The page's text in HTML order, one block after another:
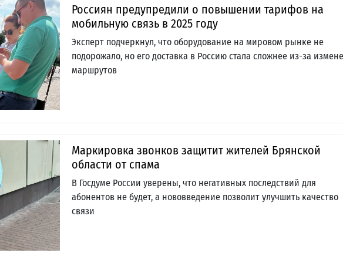
Россиян предупредили о повышении тарифов на
мобильную связь в 2025 году
Эксперт подчеркнул, что оборудование на мировом рынке не
подорожало, но его доставка в Россию стала сложнее из-за
маршрутов
Маркировка звонков защитит жителей Брянской
области от спама
В Госдуме России уверены, что негативных последствий для
абонентов не будет, а нововведение позволит улучшить качество
связи